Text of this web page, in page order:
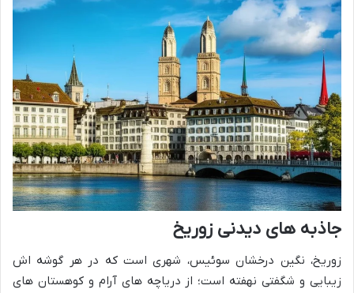
جاذبه های دیدنی زوریخ
زوریخ، نگین درخشان سوئیس، شهری است که در هر گوشه اش
زیبایی و شگفتی نهفته است؛ از دریاچه های آرام و کوهستان های